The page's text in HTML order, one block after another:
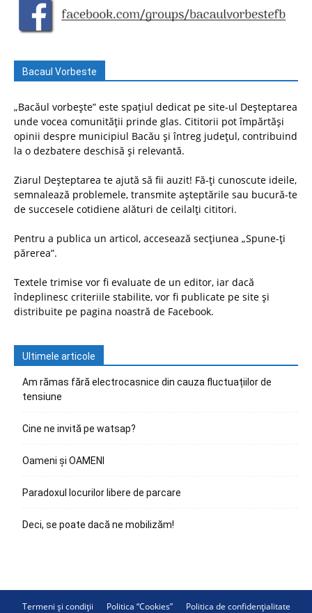
Bacaul Vorbeste
„Bacăul vorbește” este spațiul dedicat pe site-ul Deșteptarea
unde vocea comunității prinde glas. Cititorii pot împărtăși
opinii despre municipiul Bacău și întreg județul, contribuind
la o dezbatere deschisă și relevantă.
Ziarul Deșteptarea te ajută să fii auzit! Fă-ți cunoscute ideile,
semnalează problemele, transmite așteptările sau bucură-te
de succesele cotidiene alături de ceilalți cititori.
Pentru a publica un articol, accesează secțiunea „Spune-ți
părerea”.
Textele trimise vor fi evaluate de un editor, iar dacă
îndeplinesc criteriile stabilite, vor fi publicate pe site și
distribuite pe pagina noastră de Facebook.
Ultimele articole
Am rămas fără electrocasnice din cauza fluctuațiilor de
tensiune
Cine ne invită pe watsap?
Oameni și OAMENI
Paradoxul locurilor libere de parcare
Deci, se poate dacă ne mobilizăm!
Termeni și condiții Politica “Cookies” Politica de confidențialitate